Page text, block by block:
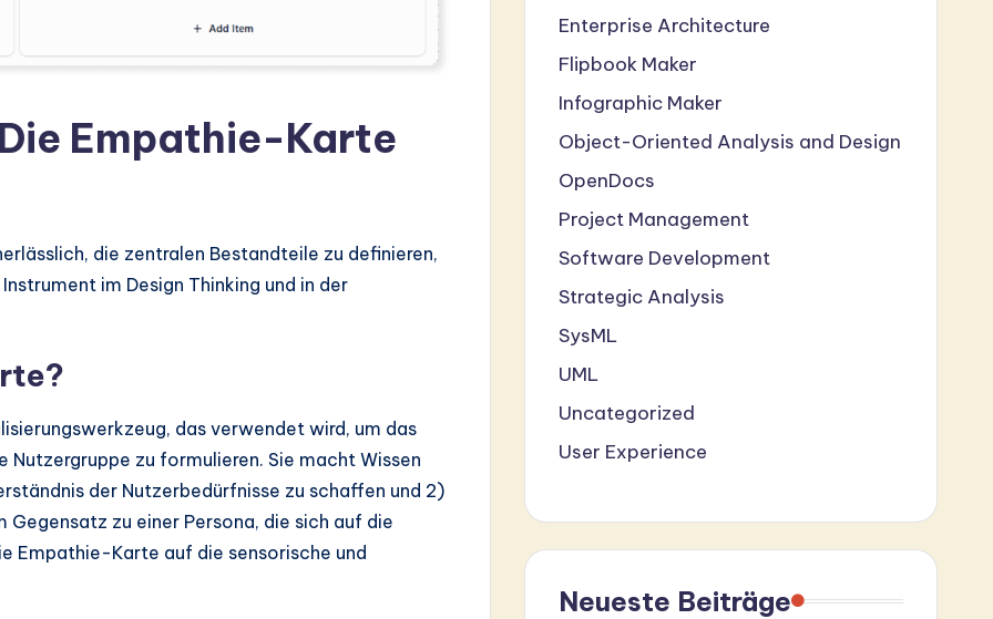
Empathie-Karte
die zentralen Bestandteile zu definieren,
im Design Thinking und in der
das verwendet wird, um das
zu formulieren. Sie macht Wissen
der Nutzerbedürfnisse zu schaffen und 2)
zu einer Persona, die sich auf die
Empathie-Karte auf die sensorische und
Enterprise Architecture
Flipbook Maker
Infographic Maker
Object-Oriented Analysis and Design
OpenDocs
Project Management
Software Development
Strategic Analysis
SysML
UML
Uncategorized
User Experience
Neueste Beiträge